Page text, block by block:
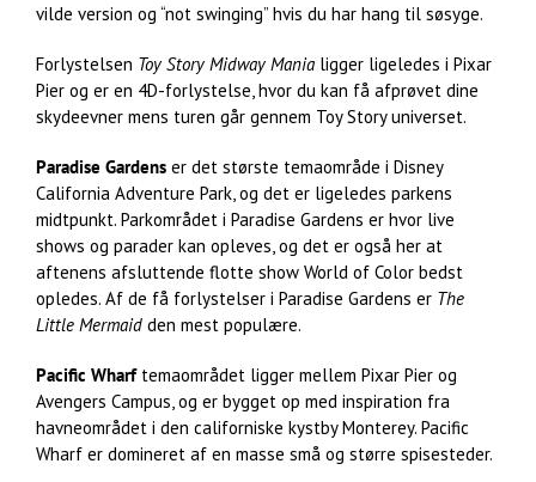
vilde version og “not swinging” hvis du har hang til søsyge.
Forlystelsen Toy Story Midway Mania ligger ligeledes i Pixar
Pier og er en 4D-forlystelse, hvor du kan få afprøvet dine
skydeevner mens turen går gennem Toy Story universet.
Paradise Gardens er det største temaområde i Disney
California Adventure Park, og det er ligeledes parkens
midtpunkt. Parkområdet i Paradise Gardens er hvor live
shows og parader kan opleves, og det er også her at
aftenens afsluttende flotte show World of Color bedst
opledes. Af de få forlystelser i Paradise Gardens er The
Little Mermaid den mest populære.
Pacific Wharftemaområdet ligger mellem Pixar Pier og
Avengers Campus, og er bygget op med inspiration fra
havneområdet i den californiske kystby Monterey. Pacific
Wharf er domineret af en masse små og større spisesteder.